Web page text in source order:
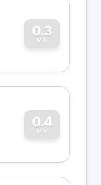
0.3
MW
0
0.4
MW
0